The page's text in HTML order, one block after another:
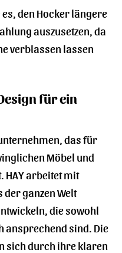
den Hocker längere
auszusetzen, da
verblassen lassen
für ein
das für
Möbel und
HAY arbeitet mit
ganzen Welt
die sowohl
ansprechend sind. Die
sich durch ihre klaren